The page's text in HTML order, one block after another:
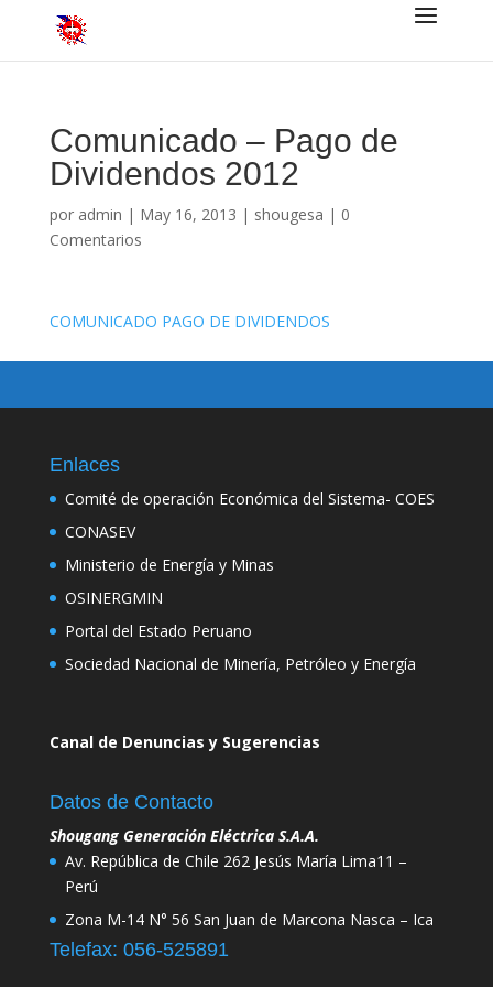
Comunicado – Pago de
Dividendos 2012
por admin | May 16, 2013 | shougesa | 0
Comentarios
COMUNICADO PAGO DE DIVIDENDOS
Enlaces
Comité de operación Económica del Sistema- COES
CONASEV
Ministerio de Energía y Minas
OSINERGMIN
Portal del Estado Peruano
Sociedad Nacional de Minería, Petróleo y Energía
Canal de Denuncias y Sugerencias
Datos de Contacto
Shougang Generación Eléctrica S.A.A.
Av. República de Chile 262 Jesús María Lima11 –
Perú
Zona M-14 N° 56 San Juan de Marcona Nasca – Ica
Telefax: 056-525891